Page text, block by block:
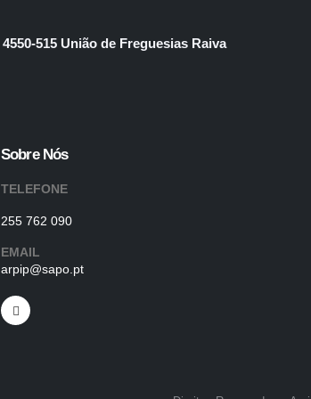
515 União de Freguesias Raiva
Sobre Nós
TELEFONE
255 762 090
EMAIL
arpip@sapo.pt